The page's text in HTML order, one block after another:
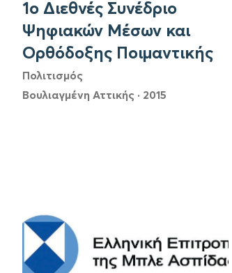
1ο Διεθνές Συνέδριο
Ψηφιακών Μέσων και
Ορθόδοξης Ποιμαντικής
Πολιτισμός
Βουλιαγμένη Αττικής · 2015